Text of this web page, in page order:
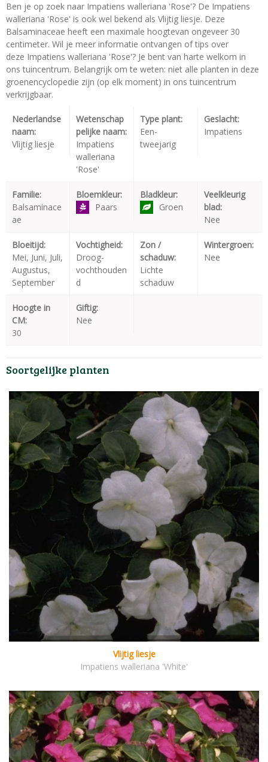
Ben je op zoek naar Impatiens walleriana 'Rose'? De Impatiens
walleriana 'Rose' is ook wel bekend als Vlijtig liesje. Deze
Balsaminaceae heeft een maximale hoogtevan ongeveer 30
centimeter. Wil je meer informatie ontvangen of tips over
deze Impatiens walleriana 'Rose'? Je bent van harte welkom in
ons tuincentrum. Belangrijk om te weten: niet alle planten in deze
groenencyclopedie zijn (op elk moment) in ons tuincentrum
verkrijgbaar.
Nederlandse
naam:
Vlijtig liesje
Wetenschap
pelijke naam:
Impatiens
walleriana
'Rose'
Type plant:
Een-
tweejarig
Geslacht:
Impatiens
Familie:
Balsaminace
ae
Bloemkleur:
Paars
Bladkleur:
Groen
Veelkleurig
blad:
Nee
Bloeitijd:
Mei, Juni, Juli,
Augustus,
September
Vochtigheid:
Droog-
vochthouden
d
Zon /
schaduw:
Lichte
schaduw
Wintergroen:
Nee
Hoogte in
CM:
30
Giftig:
Nee
Soortgelijke planten
Vlijtig liesje
Impatiens walleriana 'White'